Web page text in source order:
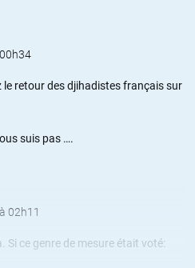
retour des djihadistes français sur
suis pas ….
02h11
Si ce genre de mesure était voté: